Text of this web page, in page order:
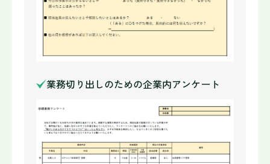
業務切り出しのための企業内アンケート